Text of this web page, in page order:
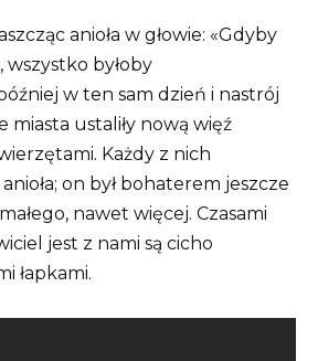
anioła w głowie: «Gdyby
byłoby
w ten sam dzień i nastrój
miasta ustaliły nową więź
Każdy z nich
on był bohaterem jeszcze
nawet więcej. Czasami
jest z nami są cicho
łapkami.